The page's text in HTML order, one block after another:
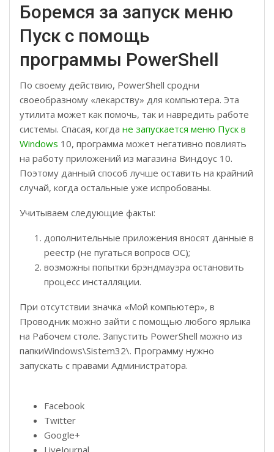
Боремся за запуск меню
Пуск с помощь
программы PowerShell
По своему действию, PowerShell сродни
своеобразному «лекарству» для компьютера. Эта
утилита может как помочь, так и навредить работе
системы. Спасая, когда не запускается меню Пуск в
Windows 10, программа может негативно повлиять
на работу приложений из магазина Виндоус 10.
Поэтому данный способ лучше оставить на крайний
случай, когда остальные уже испробованы.
Учитываем следующие факты:
дополнительные приложения вносят данные в
реестр (не пугаться вопросв ОС);
возможны попытки брэндмауэра остановить
процесс инсталляции.
При отсутствии значка «Мой компьютер», в
Проводник можно зайти с помощью любого ярлыка
на Рабочем столе. Запустить PowerShell можно из
папкиWindows\Sistem32\. Программу нужно
запускать с правами Администратора.
Facebook
Twitter
Google+
LiveJournal